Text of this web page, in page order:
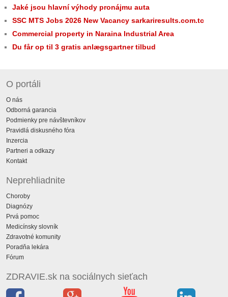
Jaké jsou hlavní výhody pronájmu auta
SSC MTS Jobs 2026 New Vacancy sarkariresults.com.tc
Commercial property in Naraina Industrial Area
Du får op til 3 gratis anlægsgartner tilbud
O portáli
O nás
Odborná garancia
Podmienky pre návštevníkov
Pravidlá diskusného fóra
Inzercia
Partneri a odkazy
Kontakt
Neprehliadnite
Choroby
Diagnózy
Prvá pomoc
Medicínsky slovník
Zdravotné komunity
Poradňa lekára
Fórum
ZDRAVIE.sk na sociálnych sieťach